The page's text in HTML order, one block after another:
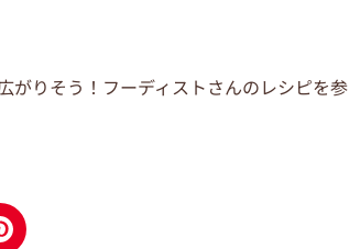
がりそう！フーディストさんのレシピを参